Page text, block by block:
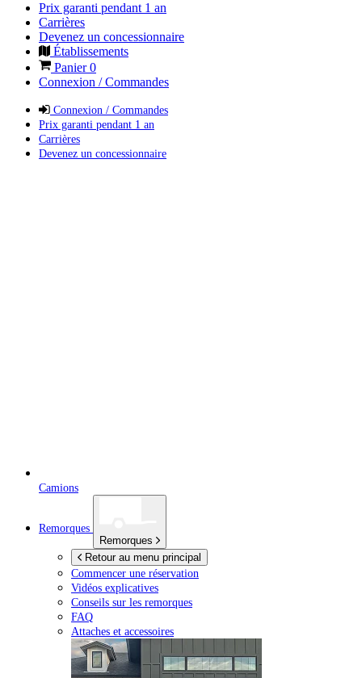
Prix garanti pendant 1 an
Carrières
Devenez un concessionnaire
Établissements
Panier0
Connexion / Commandes
Connexion / Commandes
Prix garanti pendant 1 an
Carrières
Devenez un concessionnaire
Camions
Remorques
Remorques
Retour au menu principal
Commencer une réservation
Vidéos explicatives
Conseils sur les remorques
FAQ
Attaches et accessoires